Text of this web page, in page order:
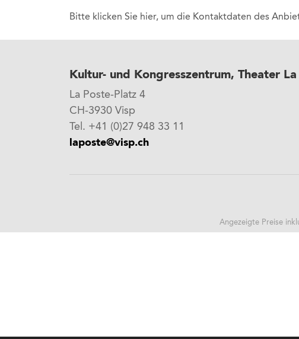
Bitte klicken Sie hier, um die Kontaktdaten des
Kultur- und Kongresszentrum, Theater
La Poste-Platz 4
CH-3930 Visp
Tel. +41 (0)27 948 33 11
laposte@visp.ch
Angezeigte Preise